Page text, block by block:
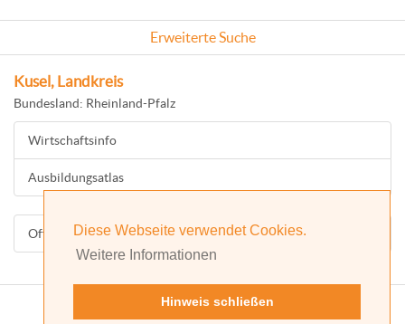
Diese Webseite verwendet Cookies.
Weitere Informationen
Hinweis schließen
Erweiterte Suche
Kusel, Landkreis
Bundesland: Rheinland-Pfalz
Wirtschaftsinfo
Ausbildungsatlas
Offizielle Homepage